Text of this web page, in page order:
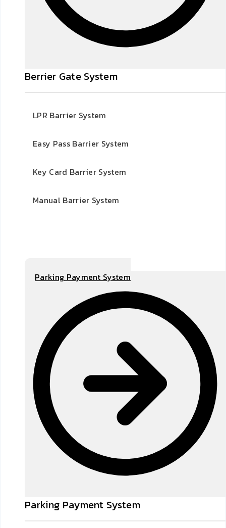
Berrier Gate System
LPR Barrier System
Easy Pass Barrier System
Key Card Barrier System
Manual Barrier System
Parking Payment System
Parking Payment System